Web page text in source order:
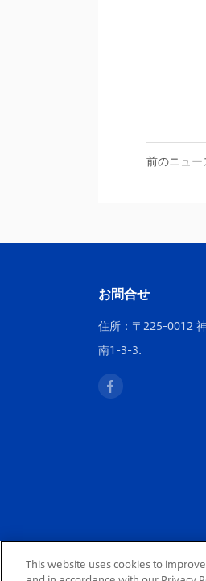
前のニュ
お問合せ
住所：〒225-0012
南1-3-3.
This website uses cookies to